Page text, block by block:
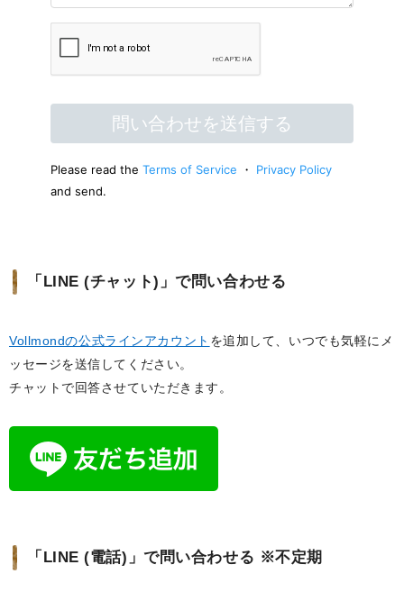
「LINE (チャット)」で問い合わせる
Vollmondの公式ラインアカウント を追加して、いつでも気軽にメ
ッセージを送信してください。
チャットで回答させていただきます。
「LINE (電話)」で問い合わせる ※不定期